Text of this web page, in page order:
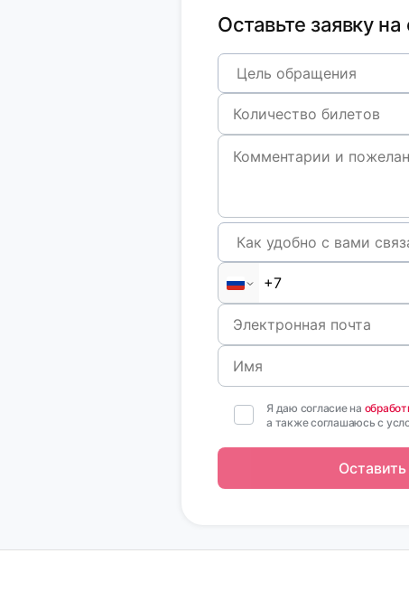
Оставьте заявку
Цель обращения
Как удобно с вами
Я даю согласие на
а также соглашаюсь с
Оставить